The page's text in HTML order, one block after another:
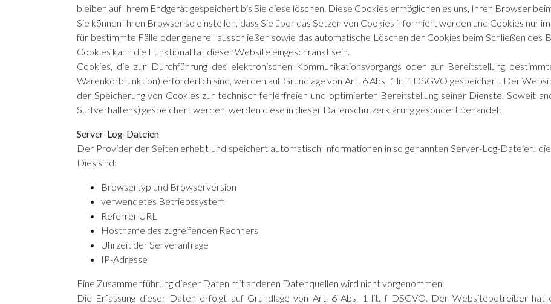
bleiben auf Ihrem Endgerät gespeichert bis Sie diese löschen. Diese Cookies ermöglichen es uns, Ihren Browser
Sie können Ihren Browser so einstellen, dass Sie über das Setzen von Cookies informiert werden und Cookies nur
für bestimmte Fälle oder generell ausschließen sowie das automatische Löschen der Cookies beim Schließen
Cookies kann die Funktionalität dieser Website eingeschränkt sein.
Cookies, die zur Durchführung des elektronischen Kommunikationsvorgangs oder zur Bereitstellung
Warenkorbfunktion) erforderlich sind, werden auf Grundlage von Art. 6 Abs. 1 lit. f DSGVO gespeichert. Der
der Speicherung von Cookies zur technisch fehlerfreien und optimierten Bereitstellung seiner Dienste. Soweit
Surfverhaltens) gespeichert werden, werden diese in dieser Datenschutzerklärung gesondert behandelt.
Server-Log-Dateien
Der Provider der Seiten erhebt und speichert automatisch Informationen in so genannten Server-Log-Dateien,
Dies sind:
Browsertyp und Browserversion
verwendetes Betriebssystem
Referrer URL
Hostname des zugreifenden Rechners
Uhrzeit der Serveranfrage
IP-Adresse
Eine Zusammenführung dieser Daten mit anderen Datenquellen wird nicht vorgenommen.
Die Erfassung dieser Daten erfolgt auf Grundlage von Art. 6 Abs. 1 lit. f DSGVO. Der Websitebetreiber hat